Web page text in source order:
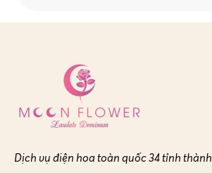
Dịch vụ điện hoa toàn quốc 34 tỉnh thành